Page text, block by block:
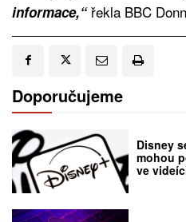
informace,“řekla BBC
Doporučujeme
Disney
mohou
ve